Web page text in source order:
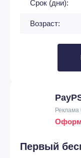
Срок (дни):
Возраст:
Первый